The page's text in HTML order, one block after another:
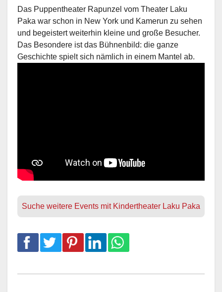
Das Puppentheater Rapunzel vom Theater Laku
Paka war schon in New York und Kamerun zu sehen
und begeistert weiterhin kleine und große Besucher.
Das Besondere ist das Bühnenbild: die ganze
Geschichte spielt sich nämlich in einem Mantel ab.
Suche weitere Events mit Kindertheater Laku Paka